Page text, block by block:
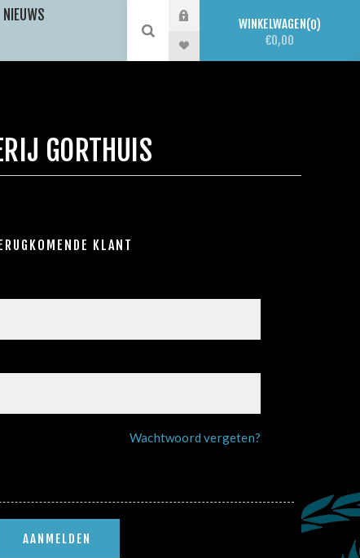
NIEUWS
WINKELWAGEN 0
€0,00
GORTHUIS
KLANT
Wachtwoord vergeten?